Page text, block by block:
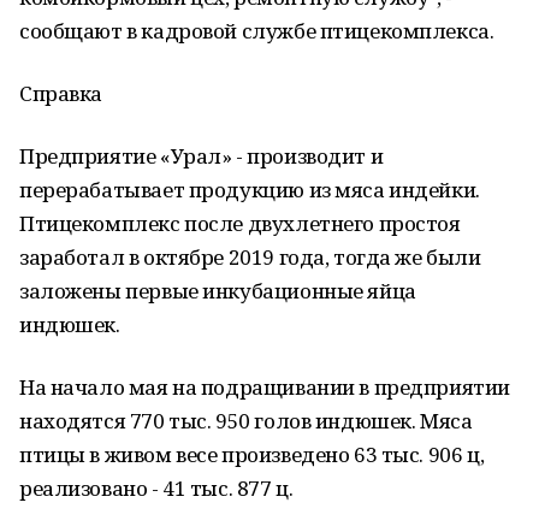
сообщают в кадровой службе птицекомплекса.
Справка
Предприятие «Урал» - производит и
перерабатывает продукцию из мяса индейки.
Птицекомплекс после двухлетнего простоя
заработал в октябре 2019 года, тогда же были
заложены первые инкубационные яйца
индюшек.
На начало мая на подращивании в предприятии
находятся 770 тыс. 950 голов индюшек. Мяса
птицы в живом весе произведено 63 тыс. 906 ц,
реализовано - 41 тыс. 877 ц.